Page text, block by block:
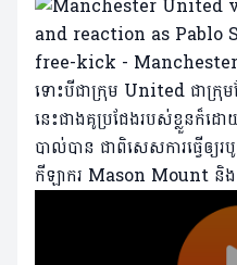
ទោះបីជាក្រុម United ជាក្រុ
នេះជាងគូប្រជែងរបស់ខ្លួនក៏ដោ
បាល់បាន​ ជាពិសេសការធ្វើ
កីឡាករ Mason Mount និ